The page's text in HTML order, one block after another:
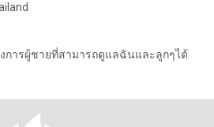
การผู้ชายที่สามารถดูแลฉันและลูกๆได้